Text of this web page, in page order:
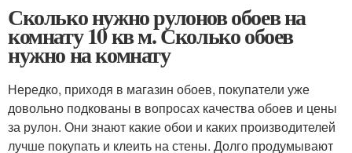
Сколько нужно рулонов обоев на
комнату 10 кв м. Сколько обоев
нужно на комнату
Нередко, приходя в магазин обоев, покупатели уже
довольно подкованы в вопросах качества обоев и цены
за рулон. Они знают какие обои и каких производителей
лучше покупать и клеить на стены. Долго продумывают